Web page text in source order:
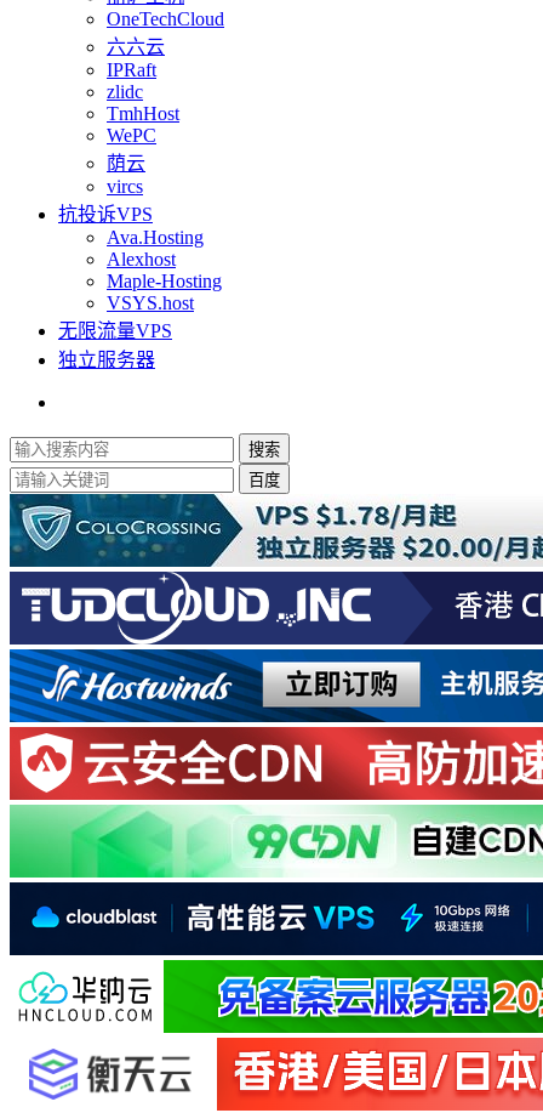
OneTechCloud
六六云
IPRaft
zlidc
TmhHost
WePC
荫云
vircs
抗投诉VPS
Ava.Hosting
Alexhost
Maple-Hosting
VSYS.host
无限流量VPS
独立服务器